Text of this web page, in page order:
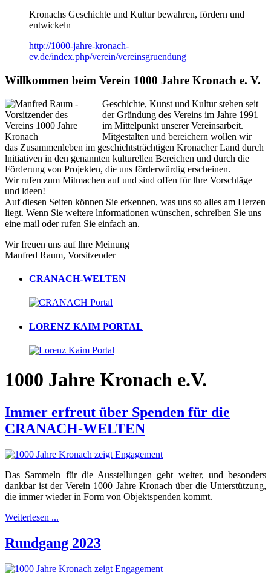
Kronachs Geschichte und Kultur bewahren, fördern und
entwickeln
http://1000-jahre-kronach-
ev.de/index.php/verein/vereinsgruendung
Willkommen beim Verein 1000 Jahre Kronach e. V.
Geschichte, Kunst und Kultur stehen seit
der Gründung des Vereins im Jahre 1991
im Mittelpunkt unserer Vereinsarbeit.
Mitgestalten und bereichern wollen wir
das Zusammenleben im geschichtsträchtigen Kronacher Land durch
lnitiativen in den genannten kulturellen Bereichen und durch die
Förderung von Projekten, die uns förderwürdig erscheinen.
Wir rufen zum Mitmachen auf und sind offen für lhre Vorschläge
und ldeen!
Auf diesen Seiten können Sie erkennen, was uns so alles am Herzen
liegt. Wenn Sie weitere lnformationen wünschen, schreiben Sie uns
eine mail oder rufen Sie einfach an.
Wir freuen uns auf lhre Meinung
Manfred Raum, Vorsitzender
CRANACH-WELTEN
LORENZ KAIM PORTAL
1000 Jahre Kronach e.V.
Immer erfreut über Spenden für die
CRANACH-WELTEN
Das Sammeln für die Ausstellungen geht weiter, und besonders
dankbar ist der Verein 1000 Jahre Kronach über die Unterstützung,
die immer wieder in Form von Objektspenden kommt.
Weiterlesen ...
Rundgang 2023